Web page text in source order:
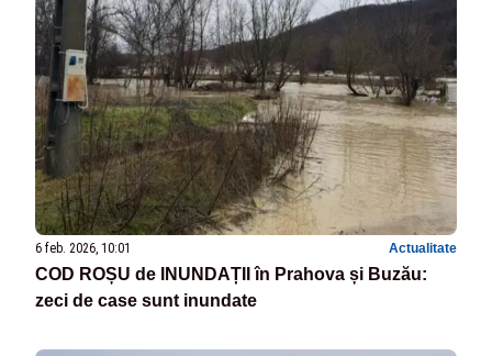
6 feb. 2026, 10:01 Actualitate
COD ROȘU de INUNDAȚII în Prahova și Buzău:
zeci de case sunt inundate